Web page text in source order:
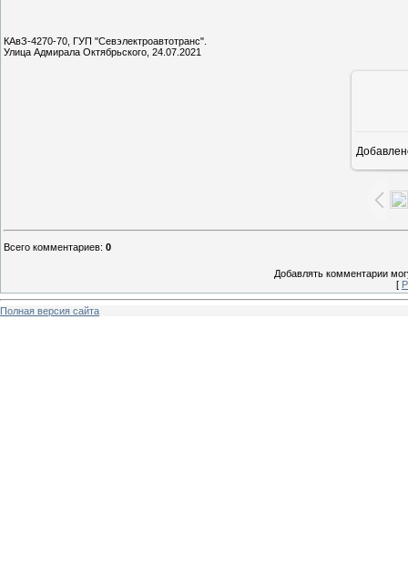
КАвЗ-4270-70, ГУП "Севэлектроавтотранс".
Улица Адмирала Октябрьского, 24.07.2021
Всего комментариев: 0
Добавлять комментарии
[
Полная версия сайта